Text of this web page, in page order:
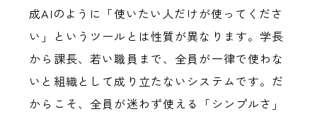
成AIのように「使いたい人だけが使ってくださ
い」というツールとは性質が異なります。学長
から課長、若い職員まで、全員が一律で使わな
いと組織として成り立たないシステムです。だ
からこそ、全員が迷わず使える「シンプルさ」